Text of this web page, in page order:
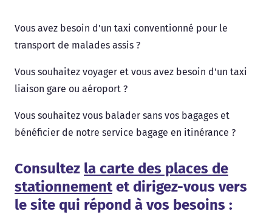
Vous avez besoin d'un taxi conventionné pour le
transport de malades assis ?
Vous souhaitez voyager et vous avez besoin d'un taxi
liaison gare ou aéroport ?
Vous souhaitez vous balader sans vos bagages et
bénéficier de notre service bagage en itinérance ?
Consultez la carte des places de
stationnementet dirigez-vous vers
le site qui répond à vos besoins :